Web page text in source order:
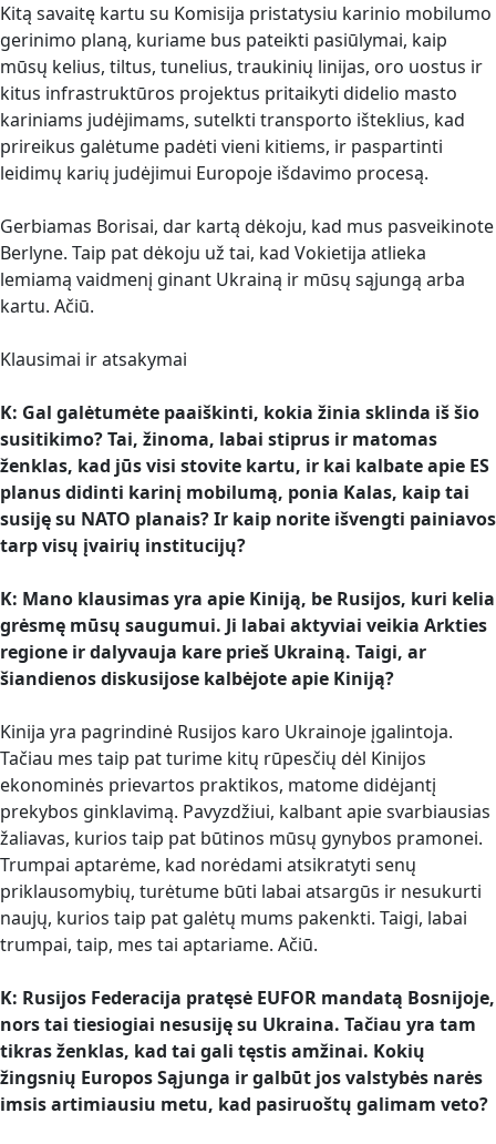
Kitą savaitę kartu su Komisija pristatysiu karinio mobilumo
gerinimo planą, kuriame bus pateikti pasiūlymai, kaip
mūsų kelius, tiltus, tunelius, traukinių linijas, oro uostus ir
kitus infrastruktūros projektus pritaikyti didelio masto
kariniams judėjimams, sutelkti transporto išteklius, kad
prireikus galėtume padėti vieni kitiems, ir paspartinti
leidimų karių judėjimui Europoje išdavimo procesą.
Gerbiamas Borisai, dar kartą dėkoju, kad mus pasveikinote
Berlyne. Taip pat dėkoju už tai, kad Vokietija atlieka
lemiamą vaidmenį ginant Ukrainą ir mūsų sąjungą arba
kartu. Ačiū.
Klausimai ir atsakymai
K: Gal galėtumėte paaiškinti, kokia žinia sklinda iš šio
susitikimo? Tai, žinoma, labai stiprus ir matomas
ženklas, kad jūs visi stovite kartu, ir kai kalbate apie ES
planus didinti karinį mobilumą, ponia Kalas, kaip tai
susiję su NATO planais? Ir kaip norite išvengti painiavos
tarp visų įvairių institucijų?
K: Mano klausimas yra apie Kiniją, be Rusijos, kuri kelia
grėsmę mūsų saugumui. Ji labai aktyviai veikia Arkties
regione ir dalyvauja kare prieš Ukrainą. Taigi, ar
šiandienos diskusijose kalbėjote apie Kiniją?
Kinija yra pagrindinė Rusijos karo Ukrainoje įgalintoja.
Tačiau mes taip pat turime kitų rūpesčių dėl Kinijos
ekonominės prievartos praktikos, matome didėjantį
prekybos ginklavimą. Pavyzdžiui, kalbant apie svarbiausias
žaliavas, kurios taip pat būtinos mūsų gynybos pramonei.
Trumpai aptarėme, kad norėdami atsikratyti senų
priklausomybių, turėtume būti labai atsargūs ir nesukurti
naujų, kurios taip pat galėtų mums pakenkti. Taigi, labai
trumpai, taip, mes tai aptariame. Ačiū.
K: Rusijos Federacija pratęsė EUFOR mandatą Bosnijoje,
nors tai tiesiogiai nesusiję su Ukraina. Tačiau yra tam
tikras ženklas, kad tai gali tęstis amžinai. Kokių
žingsnių Europos Sąjunga ir galbūt jos valstybės narės
imsis artimiausiu metu, kad pasiruoštų galimam veto?